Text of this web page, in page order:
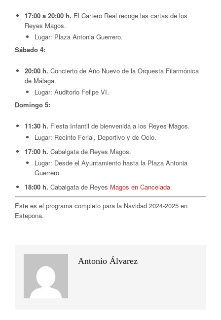
17:00 a 20:00 h. El Cartero Real recoge las cartas de los
Reyes Magos.
Lugar: Plaza Antonia Guerrero.
Sábado 4:
20:00 h. Concierto de Año Nuevo de la Orquesta Filarmónica
de Málaga.
Lugar: Auditorio Felipe VI.
Domingo 5:
11:30 h. Fiesta Infantil de bienvenida a los Reyes Magos.
Lugar: Recinto Ferial, Deportivo y de Ocio.
17:00 h. Cabalgata de Reyes Magos.
Lugar: Desde el Ayuntamiento hasta la Plaza Antonia
Guerrero.
18:00 h. Cabalgata de Reyes Magos en Cancelada.
Este es el programa completo para la Navidad 2024-2025 en
Estepona.
Antonio Álvarez